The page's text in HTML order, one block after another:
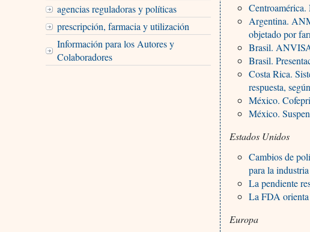
agencias reguladoras y políticas
prescripción, farmacia y utilización
Información para los Autores y
Colaboradores
Centroamérica.
Argentina.
objetado por
Brasil.
Brasil.
Costa Rica.
respuesta,
México.
México.
Estados Unidos
Cambios de
para la
La pendiente
La FDA orienta
Europa